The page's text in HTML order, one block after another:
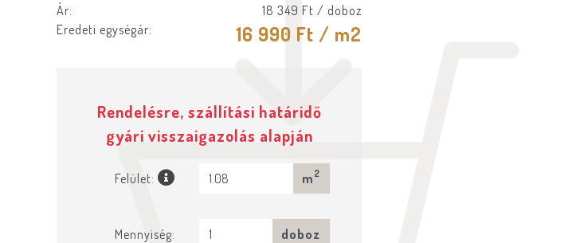
Ár:
18 349 Ft / doboz
Eredeti egységár:
16 990 Ft / m2
Rendelésre, szállítási határidő
gyári visszaigazolás alapján
Felület: m 2
Mennyiség: doboz